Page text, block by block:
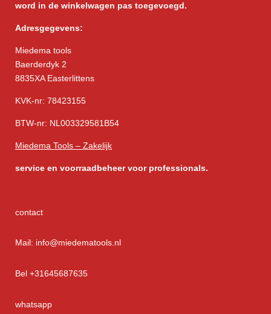
word in de winkelwagen pas toegevoegd.
Adresgegevens:
Miedema tools
Baerderdyk 2
8835XA Easterlittens
KVK-nr: 78423155
BTW-nr: NL003329581B54
Miedema Tools – Zakelijk
service en voorraadbeheer voor professionals.
contact
Mail: info@miedematools.nl
Bel +31645687635
whatsapp